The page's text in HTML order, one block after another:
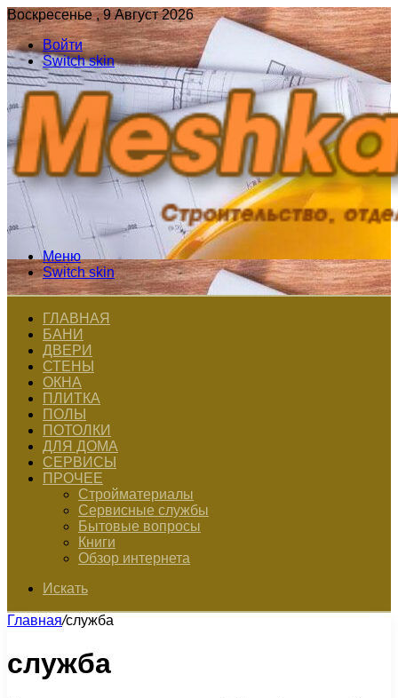
Воскресенье , 9 Август 2026
Войти
Switch skin
Меню
Switch skin
ГЛАВНАЯ
БАНИ
ДВЕРИ
СТЕНЫ
ОКНА
ПЛИТКА
ПОЛЫ
ПОТОЛКИ
ДЛЯ ДОМА
СЕРВИСЫ
ПРОЧЕЕ
Стройматериалы
Сервисные службы
Бытовые вопросы
Книги
Обзор интернета
Искать
Главная/служба
служба